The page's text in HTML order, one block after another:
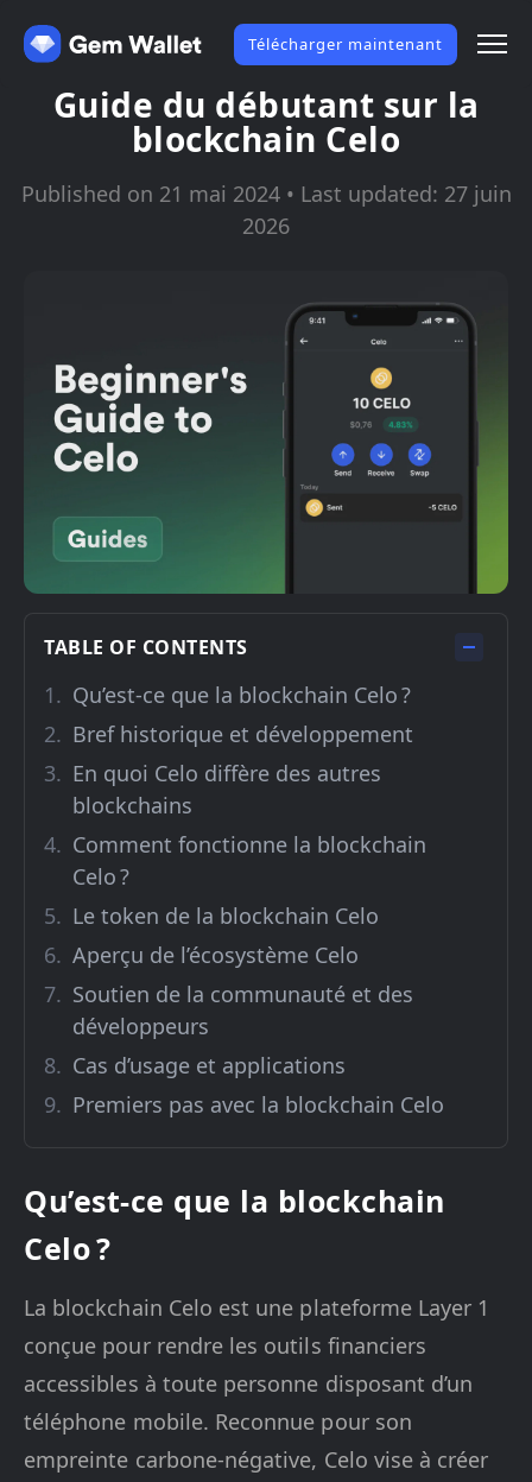
Télécharger maintenant
Guide du débutant sur la
blockchain Celo
Published on 21 mai 2024 • Last updated: 27 juin
2026
TABLE OF CONTENTS
Qu’est-ce que la blockchain Celo ?
Bref historique et développement
En quoi Celo diffère des autres
blockchains
Comment fonctionne la blockchain
Celo ?
Le token de la blockchain Celo
Aperçu de l’écosystème Celo
Soutien de la communauté et des
développeurs
Cas d’usage et applications
Premiers pas avec la blockchain Celo
Qu’est-ce que la blockchain
Celo ?
La blockchain Celo est une plateforme Layer 1
conçue pour rendre les outils financiers
accessibles à toute personne disposant d’un
téléphone mobile. Reconnue pour son
empreinte carbone-négative, Celo vise à créer